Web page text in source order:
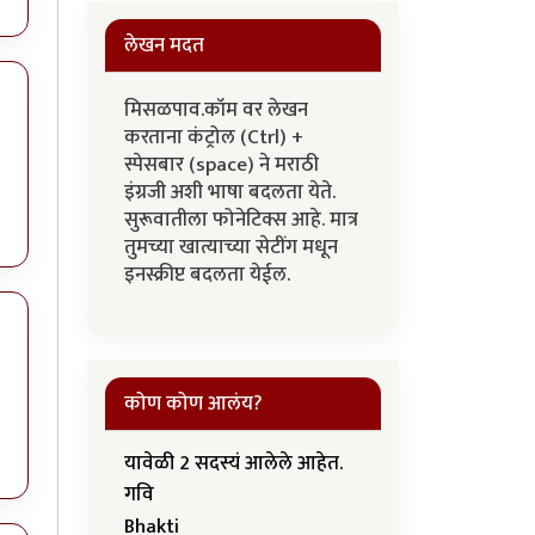
लेखन मदत
मिसळपाव.कॉम वर लेखन
करताना कंट्रोल (Ctrl) +
स्पेसबार (space) ने मराठी
इंग्रजी अशी भाषा बदलता येते.
सुरूवातीला फोनेटिक्स आहे. मात्र
तुमच्या खात्याच्या सेटींग मधून
इनस्क्रीप्ट बदलता येईल.
कोण कोण आलंय?
यावेळी 2 सदस्यं आलेले आहेत.
गवि
Bhakti